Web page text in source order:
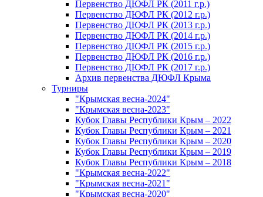
Первенство ДЮФЛ РК (2011 г.р.)
Первенство ДЮФЛ РК (2012 г.р.)
Первенство ДЮФЛ РК (2013 г.р.)
Первенство ДЮФЛ РК (2014 г.р.)
Первенство ДЮФЛ РК (2015 г.р.)
Первенство ДЮФЛ РК (2016 г.р.)
Первенство ДЮФЛ РК (2017 г.р.)
Архив первенства ДЮФЛ Крыма
Турниры
"Крымская весна-2024"
"Крымская весна-2023"
Кубок Главы Республики Крым – 2022
Кубок Главы Республики Крым – 2021
Кубок Главы Республики Крым – 2020
Кубок Главы Республики Крым – 2019
Кубок Главы Республики Крым – 2018
"Крымская весна-2022"
"Крымская весна-2021"
"Крымская весна-2020"